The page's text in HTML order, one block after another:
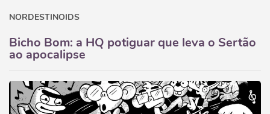
NORDESTINOIDS
Bicho Bom: a HQ potiguar que leva o Sertão
ao apocalipse